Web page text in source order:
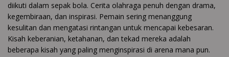
diikuti dalam sepak bola. Cerita olahraga penuh dengan drama,
kegembiraan, dan inspirasi. Pemain sering menanggung
kesulitan dan mengatasi rintangan untuk mencapai kebesaran.
Kisah keberanian, ketahanan, dan tekad mereka adalah
beberapa kisah yang paling menginspirasi di arena mana pun.